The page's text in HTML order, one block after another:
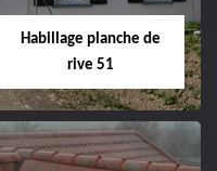
Habillage planche de
rive 51